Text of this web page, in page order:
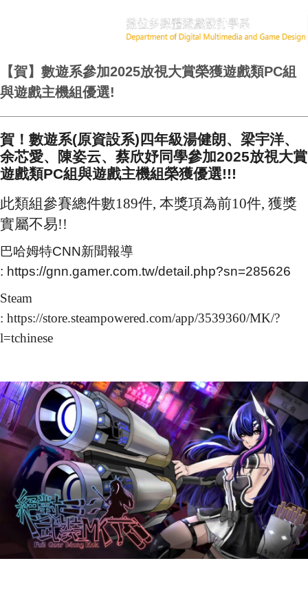
【賀】數遊系參加2025放視大賞榮獲遊戲類PC組
與遊戲主機組優選!
賀！數遊系(原資設系)四年級湯健朗、梁宇洋、
余芯愛、陳姿云、蔡欣妤同學參加2025放視大賞
遊戲類PC組與遊戲主機組榮獲優選!!!
此類組參賽總件數189件, 本獎項為前10件, 獲獎
實屬不易!!
巴哈姆特CNN新聞報導
: https://gnn.gamer.com.tw/detail.php?sn=285626
Steam
: https://store.steampowered.com/app/3539360/MK/?
l=tchinese